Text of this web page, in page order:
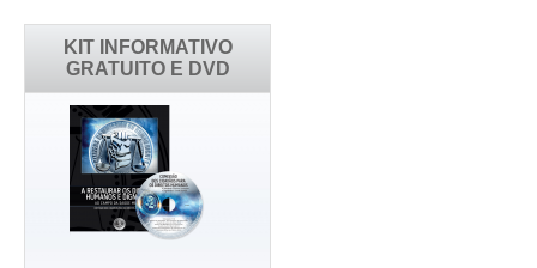
KIT INFORMATIVO
GRATUITO E DVD